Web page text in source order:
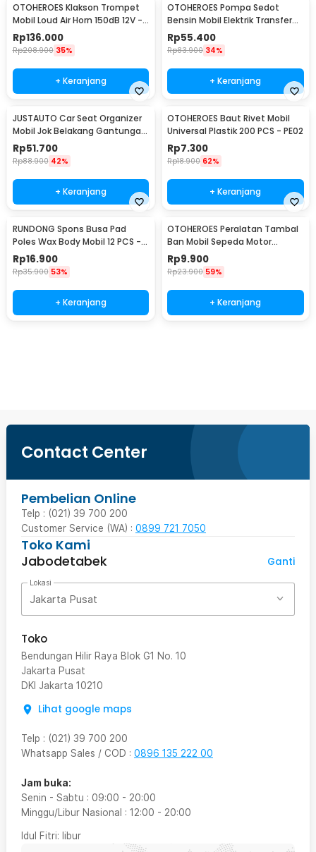
OTOHEROES Klakson Trompet
Mobil Loud Air Horn 150dB 12V -
JD4001
Rp136.000
Rp208.900 35%
+ Keranjang
OTOHEROES Pompa Sedot
Bensin Mobil Elektrik Transfer
Pump 38mm DC 12V - CT-14
Rp55.400
Rp83.900 34%
+ Keranjang
JUSTAUTO Car Seat Organizer
Mobil Jok Belakang Gantungan
Barang Tisu - Z-354
Rp51.700
Rp88.900 42%
+ Keranjang
OTOHEROES Baut Rivet Mobil
Universal Plastik 200 PCS - PE02
Rp7.300
Rp18.900 62%
+ Keranjang
RUNDONG Spons Busa Pad
Poles Wax Body Mobil 12 PCS -
R2010
Rp16.900
Rp35.900 53%
+ Keranjang
OTOHEROES Peralatan Tambal
Ban Mobil Sepeda Motor
Tubeless - KBTB02
Rp9.900
Rp23.900 59%
+ Keranjang
Contact Center
Pembelian Online
Telp : (021) 39 700 200
Customer Service (WA) : 0899 721 7050
Toko Kami
Jabodetabek
Ganti
Lokasi
Jakarta Pusat
Toko
Bendungan Hilir Raya Blok G1 No. 10
Jakarta Pusat
DKI Jakarta 10210
Lihat google maps
Telp : (021) 39 700 200
Whatsapp Sales / COD : 0896 135 222 00
Jam buka:
Senin - Sabtu : 09:00 - 20:00
Minggu/Libur Nasional : 12:00 - 20:00
Idul Fitri: libur